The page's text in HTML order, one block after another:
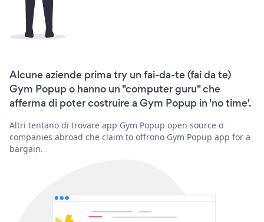
Alcune aziende prima try un fai-da-te (fai da te)
Gym Popup o hanno un "computer guru" che
afferma di poter costruire a Gym Popup in 'no time'.
Altri tentano di trovare app Gym Popup open source o
companies abroad che claim to offrono Gym Popup app for a
bargain.